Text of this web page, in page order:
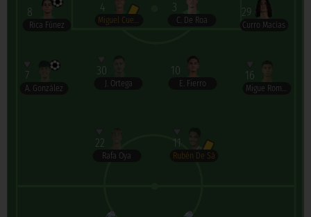
3
C. De Roa
4
Miguel Cuevas
29
Curro Macías
8
Rica Fúnez
10
E. Fierro
30
J. Ortega
16
Migue Romero
7
A. González
11
Rubén De Sá
22
Rafa Oya